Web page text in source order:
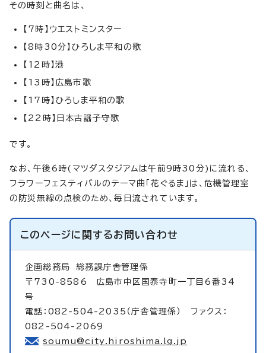
その時刻と曲名は、
【7時】ウエストミンスター
【8時30分】ひろしま平和の歌
【12時】港
【13時】広島市歌
【17時】ひろしま平和の歌
【22時】日本古謡子守歌
です。
なお、午後6時(マツダスタジアムは午前9時30分)に流れる、
フラワーフェスティバルのテーマ曲「花ぐるま」は、危機管理室
の防災無線の点検のため、毎日流されています。
このページに関するお問い合わせ
企画総務局総務課庁舎管理係
〒730-8586 広島市中区国泰寺町一丁目6番34
号
電話：082-504-2035（庁舎管理係） ファクス：
082-504-2069
soumu@city.hiroshima.lg.jp